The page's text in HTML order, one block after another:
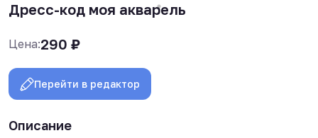
Дресс-код моя акварель
Цена:290 ₽
Перейти в редактор
Описание